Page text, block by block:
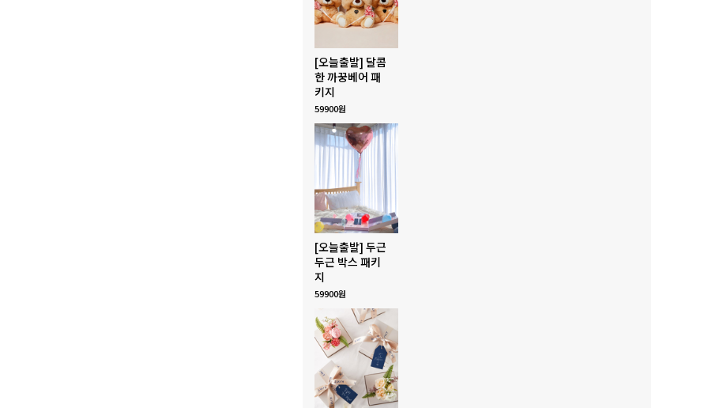
[오늘출발] 달콤
한 까꿍베어 패
키지
59900원
[오늘출발] 두근
두근 박스 패키
지
59900원